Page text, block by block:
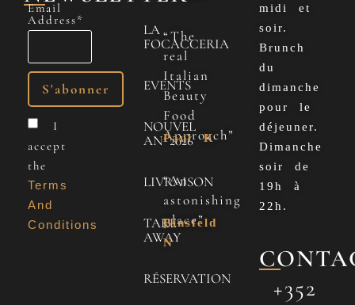
Email
Address*
I
accept
the
Terms
And
Conditions
LA
FOCACCERIA
EVENTS
NOUVEL
AN 2026
LIVRAISON
TAKE
AWAY
RÉSERVATION
“The
real
Italian
Beauty
Food
Approach”
Paul K
“An
astonishing
place”
Binsfeld
N
midi et
soir.
Brunch
du
dimanche
pour le
déjeuner.
Dimanche
soir de
19h à
22h.
+352